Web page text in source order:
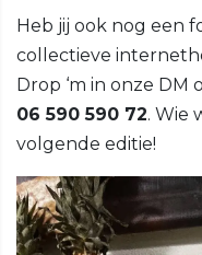
Heb jij ook nog een
collectieve
Drop ‘m in onze DM
06 590 590 72. Wie
volgende editie!